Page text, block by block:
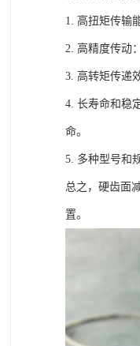
1. 高扭矩传输
2. 高精度传动
3. 高转矩传递
4. 长寿命和稳
命。
5. 多种型号和
总之，硬齿面
置。